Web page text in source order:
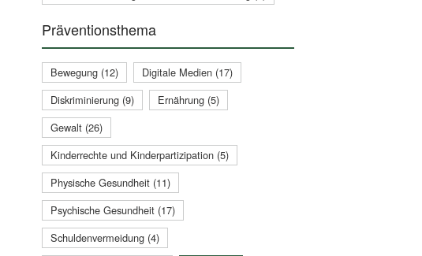
Präventionsthema
Bewegung (12)
Digitale Medien (17)
Diskriminierung (9)
Ernährung (5)
Gewalt (26)
Kinderrechte und Kinderpartizipation (5)
Physische Gesundheit (11)
Psychische Gesundheit (17)
Schuldenvermeidung (4)